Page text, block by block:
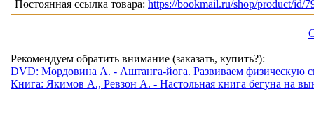
Постоянная ссылка товара: https://bookmail.ru/shop/product/id/
Рекомендуем обратить внимание (заказать, купить?):
DVD: Мордовина А. - Аштанга-йога. Развиваем физическую
Книга: Якимов А., Ревзон А. - Настольная книга бегуна на